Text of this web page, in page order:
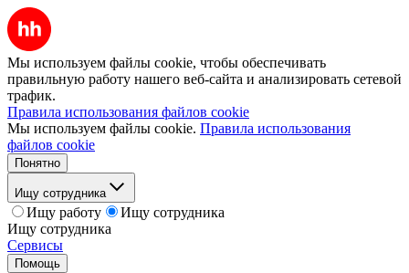
Мы используем файлы cookie, чтобы обеспечивать
правильную работу нашего веб-сайта и анализировать сетевой
трафик.
Правила использования файлов cookie
Мы используем файлы cookie. Правила использования
файлов cookie
Понятно
Ищу сотрудника
Ищу работу
Ищу сотрудника
Ищу сотрудника
Сервисы
Помощь